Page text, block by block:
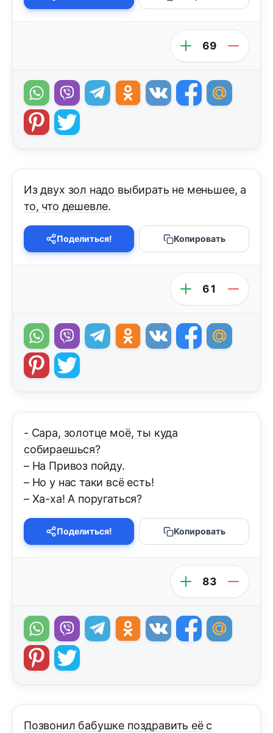
69
Из двух зол надо выбирать не меньшее, а
то, что дешевле.
Поделиться! Копировать
61
- Сара, золотце моё, ты куда
собираешься?
– На Привоз пойду.
– Но у нас таки всё есть!
– Ха-ха! А поругаться?
Поделиться! Копировать
83
Позвонил бабушке поздравить её с